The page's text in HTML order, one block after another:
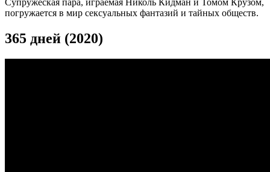
Супружеская пара, играемая Николь Кидман и Томом Крузом,
погружается в мир сексуальных фантазий и тайных обществ.
365 дней (2020)